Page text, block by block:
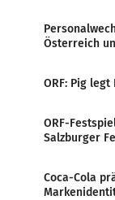
Österreich
ORF: Pig
ORF-
Salzburger
Coca-Cola